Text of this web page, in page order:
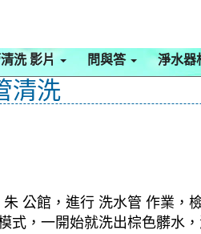
洗 影片 問與答 淨水器
清洗
公館，進行 洗水管 作業
式，一開始就洗出棕色髒水